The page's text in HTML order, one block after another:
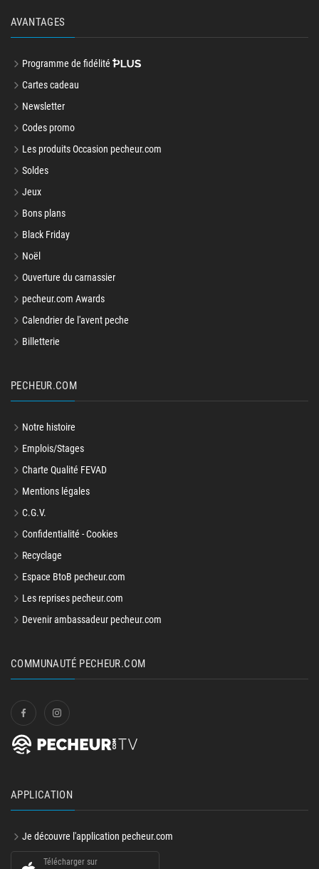
AVANTAGES
Programme de fidélité
Cartes cadeau
Newsletter
Codes promo
Les produits Occasion pecheur.com
Soldes
Jeux
Bons plans
Black Friday
Noël
Ouverture du carnassier
pecheur.com Awards
Calendrier de l'avent peche
Billetterie
PECHEUR.COM
Notre histoire
Emplois/Stages
Charte Qualité FEVAD
Mentions légales
C.G.V.
Confidentialité - Cookies
Recyclage
Espace BtoB pecheur.com
Les reprises pecheur.com
Devenir ambassadeur pecheur.com
COMMUNAUTÉ PECHEUR.COM
APPLICATION
Je découvre l'application pecheur.com
Télécharger sur